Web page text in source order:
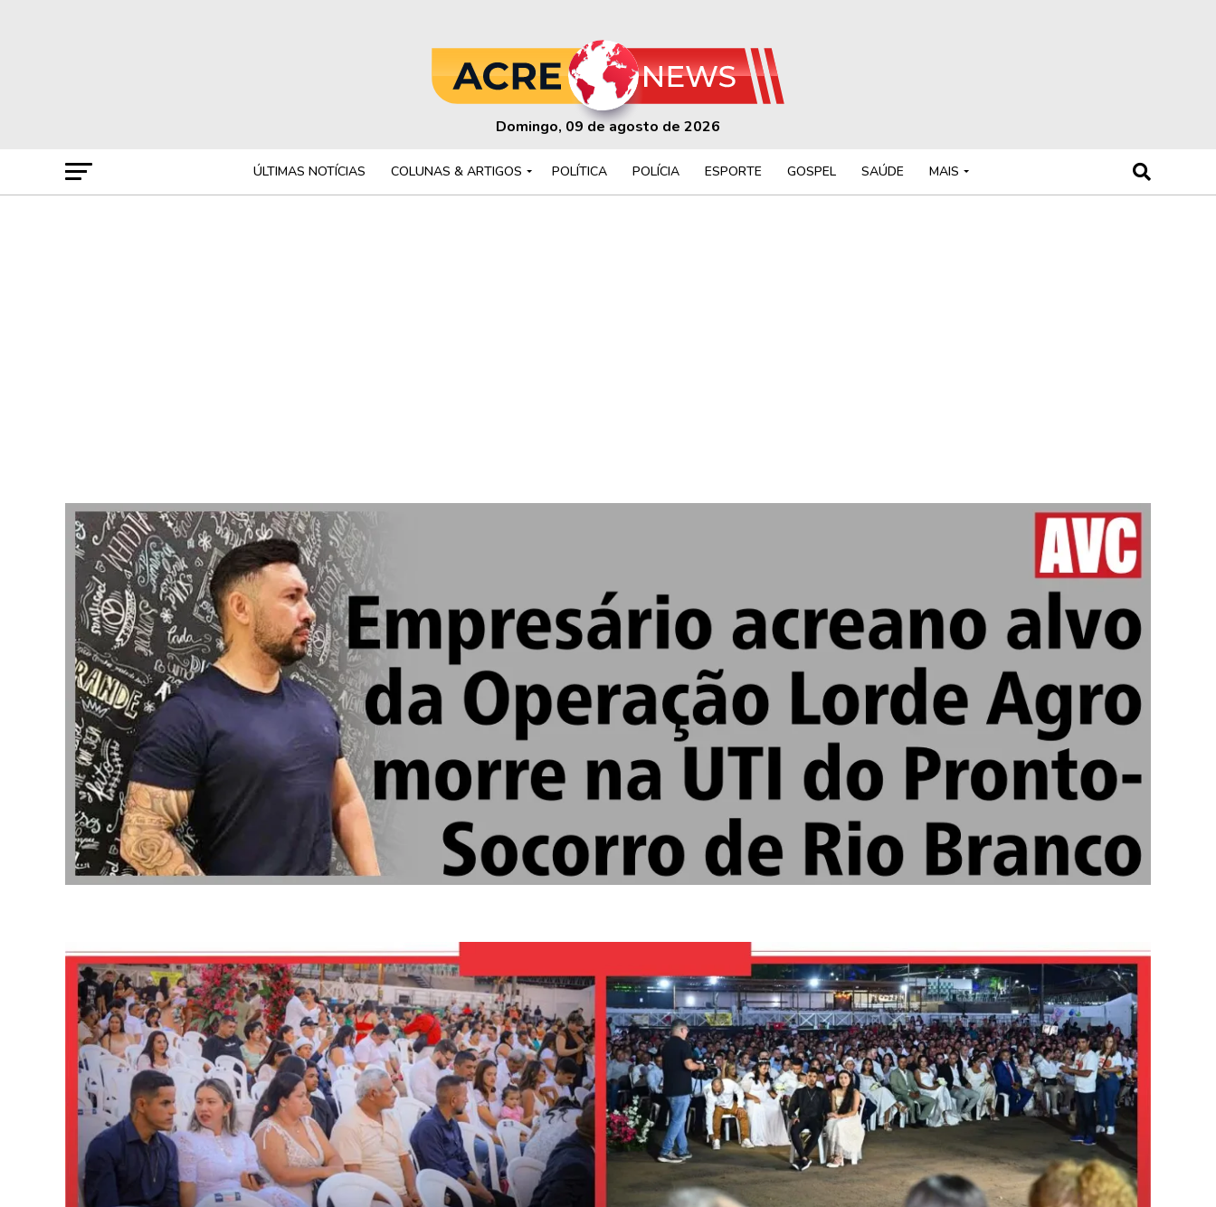
Domingo, 09 de agosto de 2026
ÚLTIMAS NOTÍCIAS COLUNAS & ARTIGOS POLÍTICA POLÍCIA ESPORTE GOSPEL SAÚDE MAIS